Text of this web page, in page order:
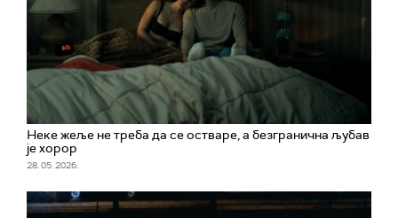
Неке жеље не треба да се остваре, а безгранична љубав
је хорор
28. 05. 2026.